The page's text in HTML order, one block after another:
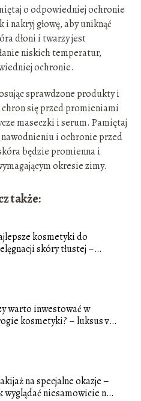
o odpowiedniej ochronie
nakryj głowę, aby uniknąć
dłoni i twarzy jest
niskich temperatur,
ochronie.
sprawdzone produkty i
się przed promieniami
maseczki i serum. Pamiętaj
i ochronie przed
będzie promienna i
okresie zimy.
także:
kosmetyki do
skóry tłustej –
warto inwestować w
kosmetyki? – luksus vs.
na specjalne okazje –
wyglądać niesamowicie na